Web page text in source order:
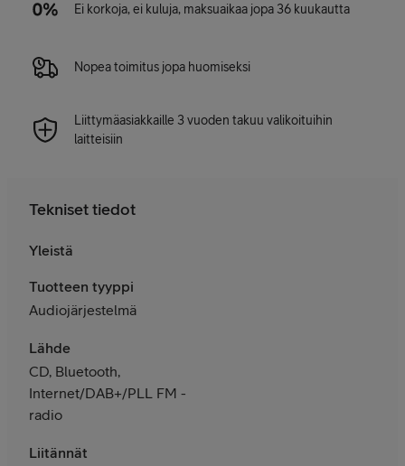
Ei korkoja, ei kuluja, maksuaikaa jopa 36 kuukautta
Nopea toimitus jopa huomiseksi
Liittymäasiakkaille 3 vuoden takuu valikoituihin
laitteisiin
Tekniset tiedot
Yleistä
Tuotteen tyyppi
Audiojärjestelmä
Lähde
CD, Bluetooth,
Internet/DAB+/PLL FM -
radio
Liitännät